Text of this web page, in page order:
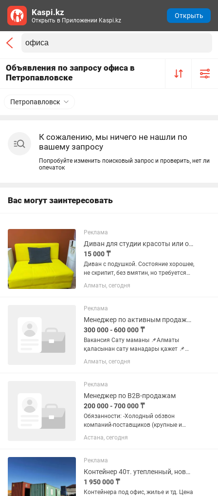
Объявления по запросу офиса в
Петропавловске
Петропавловск
К сожалению, мы ничего не нашли по
вашему запросу
Попробуйте изменить поисковый запрос и проверить, нет ли
опечаток
Вас могут заинтересовать
Реклама
Диван для студии красоты или офиса
15 000 ₸
Диван с подушкой. Состояние хорошее,
не скрипит, без вмятин, но требуется
химчистка.
Алматы, сегодня
Реклама
Менеджер по активным продажам
300 000 - 600 000 ₸
Вакансия Сату маманы 📌Алматы
қаласынан сату манадары қажет 📌
Жас аралығы 16-22 жас 📌Тәжірбиесі
болуы маңызды емес 📌Бізден: 📌
Алматы, сегодня
Реклама
Менеджер по B2B-продажам
200 000 - 700 000 ₸
Обязанности: -Холодный обзвон
компаний-поставщиков (крупные и
средние компании) -Презентация
преимуществ нашего маркетплейса по
поставщиков и работа с...
Астана, сегодня
Реклама
Контейнер 40т. утепленный, новый.
1 950 000 ₸
Контейнера под офис, жилье и тд. Цена
Kaspi.kz
Открыть в Приложении Kaspi.kz
Открыть